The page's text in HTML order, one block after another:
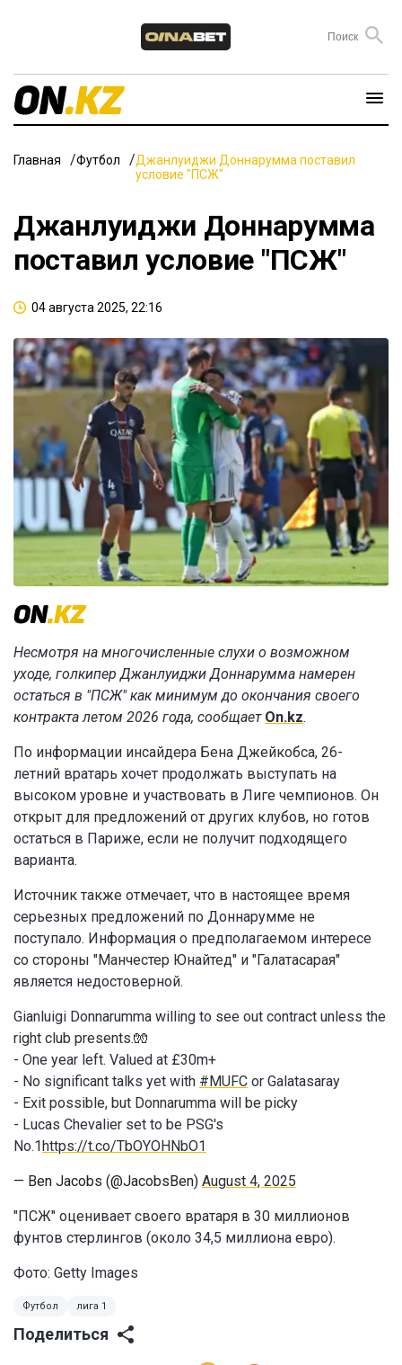
Главная Футбол
Джанлуиджи Доннарумма поставил
условие "ПСЖ"
Джанлуиджи Доннарумма
поставил условие "ПСЖ"
04 августа 2025, 22:16
Несмотря на многочисленные слухи о возможном
уходе, голкипер Джанлуиджи Доннарумма намерен
остаться в "ПСЖ" как минимум до окончания своего
контракта летом 2026 года, сообщает On.kz.
По информации инсайдера Бена Джейкобса, 26-
летний вратарь хочет продолжать выступать на
высоком уровне и участвовать в Лиге чемпионов. Он
открыт для предложений от других клубов, но готов
остаться в Париже, если не получит подходящего
варианта.
Источник также отмечает, что в настоящее время
серьезных предложений по Доннарумме не
поступало. Информация о предполагаемом интересе
со стороны "Манчестер Юнайтед" и "Галатасарая"
является недостоверной.
Gianluigi Donnarumma willing to see out contract unless the
right club presents.🧤
- One year left. Valued at £30m+
- No significant talks yet with #MUFC or Galatasaray
- Exit possible, but Donnarumma will be picky
- Lucas Chevalier set to be PSG's
No.1 https://t.co/TbOYOHNbO1
— Ben Jacobs (@JacobsBen) August 4, 2025
"ПСЖ" оценивает своего вратаря в 30 миллионов
фунтов стерлингов (около 34,5 миллиона евро).
Фото: Getty Images
Футбол лига 1
Поделиться